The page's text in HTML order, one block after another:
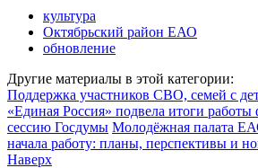
культура
Октябрьский район ЕАО
обновление
Другие материалы в этой категории:
Поддержка участников СВО, семей с
«Единая Россия» подвела итоги
сессию Госдумы Молодёжная палата
начала работу: планы, перспективы и
Наверх